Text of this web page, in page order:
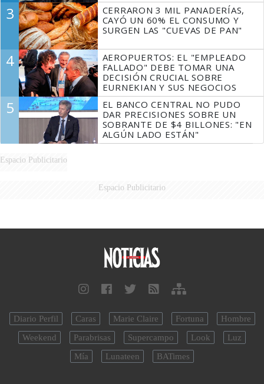
3
CERRARON 3 MIL PANADERÍAS,
CAYÓ UN 60% EL CONSUMO Y
SURGEN LAS "CUEVAS DE PAN"
4
AEROPUERTOS: EL "EMPLEADO
FALLADO" DEBE TOMAR UNA
DECISIÓN CRUCIAL SOBRE
EURNEKIAN Y SUS NEGOCIOS
5
EL BANCO CENTRAL NO PUDO
DAR PRECISIONES SOBRE UN
SOBRANTE DE $4 BILLONES: "EN
ALGÚN LADO ESTÁN"
Espacio Publicitario
Espacio Publicitario
Diario Perfil Caras Marie Claire Fortuna
Hombre
Weekend
Parabrisas Supercampo Look
Luz
Mía
Lunateen BATimes